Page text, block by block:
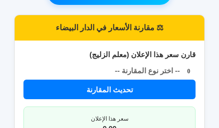
⚖️ مقارنة الأسعار في الدار البيضاء
قارن سعر هذا الإعلان (معلم الزليج)
-- اختر نوع المقارنة --
0
تحديث المقارنة
سعر هذا الإعلان